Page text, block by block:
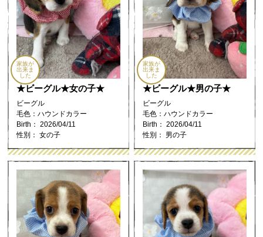
家族が
出来ま
した
★ビーグル★女の子★
ビーグル
毛色：ハウンドカラー
Birth： 2026/04/11
性別： 女の子
家族が
出来ま
した
★ビーグル★男の子★
ビーグル
毛色：ハウンドカラー
Birth： 2026/04/11
性別： 男の子